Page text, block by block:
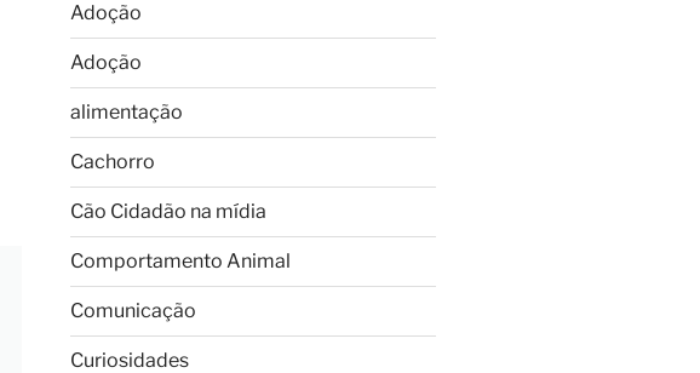
Adoção
Adoção
alimentação
Cachorro
Cão Cidadão na mídia
Comportamento Animal
Comunicação
Curiosidades